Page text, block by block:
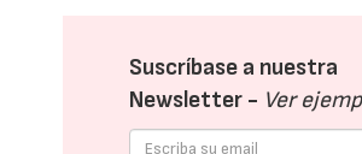
Suscríbase a nuestra
Newsletter - Ver